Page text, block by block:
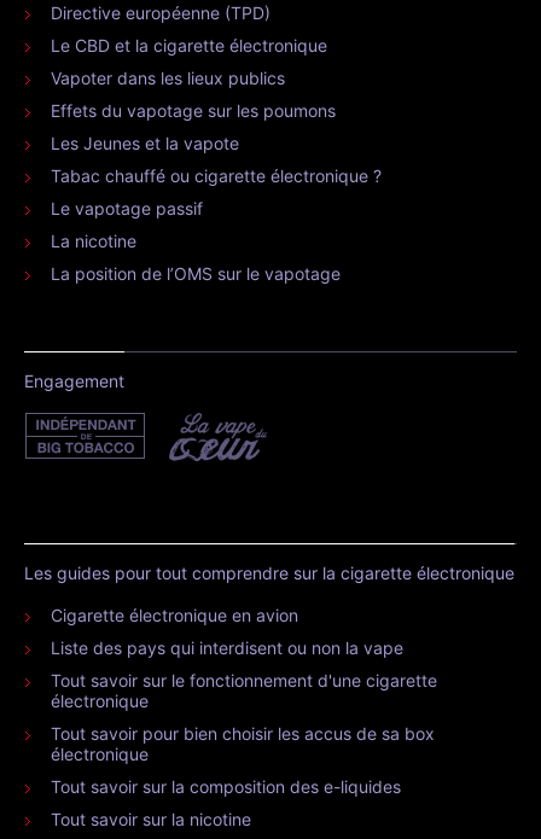
Directive européenne (TPD)
Le CBD et la cigarette électronique
Vapoter dans les lieux publics
Effets du vapotage sur les poumons
Les Jeunes et la vapote
Tabac chauffé ou cigarette électronique ?
Le vapotage passif
La nicotine
La position de l’OMS sur le vapotage
Engagement
Les guides pour tout comprendre sur la cigarette électronique
Cigarette électronique en avion
Liste des pays qui interdisent ou non la vape
Tout savoir sur le fonctionnement d'une cigarette
électronique
Tout savoir pour bien choisir les accus de sa box
électronique
Tout savoir sur la composition des e-liquides
Tout savoir sur la nicotine